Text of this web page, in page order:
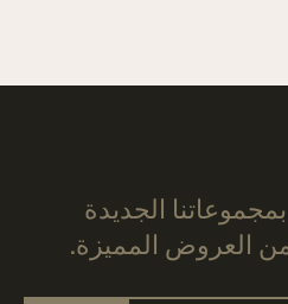
الجديدة
العروض المميزة.